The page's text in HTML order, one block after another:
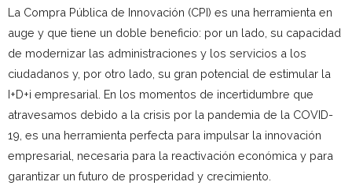
La Compra Pública de Innovación (CPI) es una herramienta en
auge y que tiene un doble beneficio: por un lado, su capacidad
de modernizar las administraciones y los servicios a los
ciudadanos y, por otro lado, su gran potencial de estimular la
I+D+i empresarial. En los momentos de incertidumbre que
atravesamos debido a la crisis por la pandemia de la COVID-
19, es una herramienta perfecta para impulsar la innovación
empresarial, necesaria para la reactivación económica y para
garantizar un futuro de prosperidad y crecimiento.